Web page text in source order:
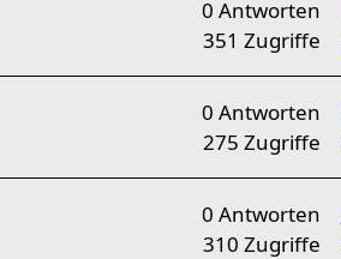
0Antworten
351Zugriffe
0Antworten
275Zugriffe
0Antworten
310Zugriffe